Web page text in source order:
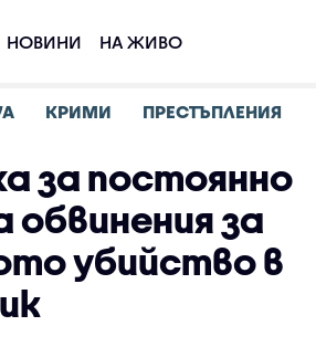
НОВИНИ НА ЖИВО
КРИМИ ПРЕСТЪПЛЕНИЯ
за постоянно
обвинения за
убийство в